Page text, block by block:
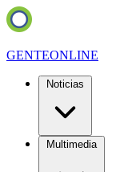
GENTEONLINE
Noticias
Multimedia